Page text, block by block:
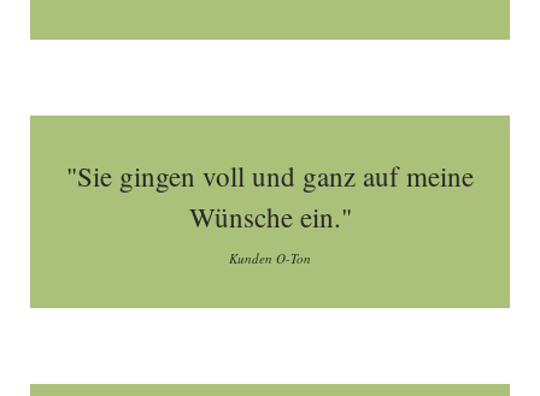
"Sie gingen voll und ganz auf meine
Wünsche ein."
Kunden O-Ton